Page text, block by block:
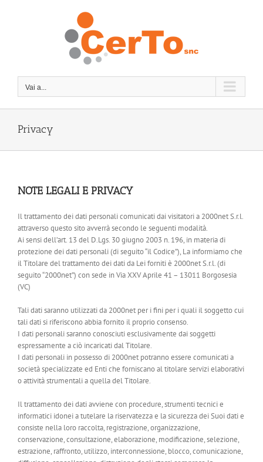
Vai a...
Privacy
NOTE LEGALI E PRIVACY
Il trattamento dei dati personali comunicati dai visitatori a 2000net S.r.l.
attraverso questo sito avverrà secondo le seguenti modalità.
Ai sensi dell’art. 13 del D.Lgs. 30 giugno 2003 n. 196, in materia di
protezione dei dati personali (di seguito “il Codice”), La informiamo che
il Titolare del trattamento dei dati da Lei forniti è 2000net S.r.l. (di
seguito “2000net”) con sede in Via XXV Aprile 41 – 13011 Borgosesia
(VC)
Tali dati saranno utilizzati da 2000net per i fini per i quali il soggetto cui
tali dati si riferiscono abbia fornito il proprio consenso.
I dati personali saranno conosciuti esclusivamente dai soggetti
espressamente a ciò incaricati dal Titolare.
I dati personali in possesso di 2000net potranno essere comunicati a
società specializzate ed Enti che forniscano al titolare servizi elaborativi
o attività strumentali a quella del Titolare.
Il trattamento dei dati avviene con procedure, strumenti tecnici e
informatici idonei a tutelare la riservatezza e la sicurezza dei Suoi dati e
consiste nella loro raccolta, registrazione, organizzazione,
conservazione, consultazione, elaborazione, modificazione, selezione,
estrazione, raffronto, utilizzo, interconnessione, blocco, comunicazione,